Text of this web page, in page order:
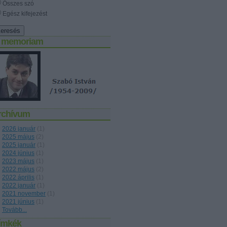
Összes szó
Egész kifejezést
memoriam
2026 január
2025 május
2025 január
2024 június
2023 május
2022 május
2022 április
2022 január
2021 november
2021 június
Tovább...